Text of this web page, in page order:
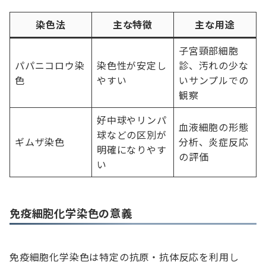
染色法 主な特徴 主な用途
パパニコロウ染
色
染色性が安定し
やすい
子宮頸部細胞
診、汚れの少な
いサンプルでの
観察
ギムザ染色
好中球やリンパ
球などの区別が
明確になりやす
い
血液細胞の形態
分析、炎症反応
の評価
免疫細胞化学染色の意義
免疫細胞化学染色は特定の抗原・抗体反応を利用し